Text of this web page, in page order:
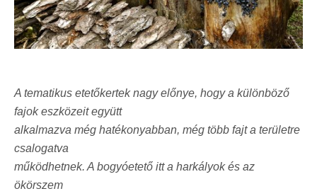
A tematikus etetőkertek nagy előnye, hogy a különböző
fajok eszközeit együtt
alkalmazva még hatékonyabban, még több fajt a területre
csalogatva
működhetnek. A bogyóetető itt a harkályok és az
ökörszem